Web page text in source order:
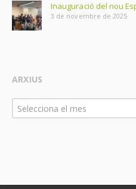
Inauguració del nou
3 de novembre de 2025
ARXIUS
Arxius
Selecciona el mes